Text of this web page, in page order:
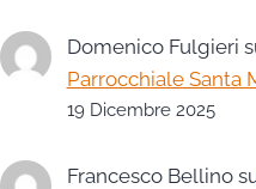
Domenico Fulgieri
Parrocchiale Santa
19 Dicembre 2025
Francesco Bellino